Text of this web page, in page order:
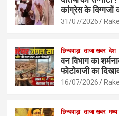
कांग्रेस के दिग्गजों
31/07/2026
छिन्दवाड़ा ताजा खबर देश
वन विभाग का
फोटोबाजी का
16/07/2026
छिन्दवाड़ा ताजा खबर मध्य